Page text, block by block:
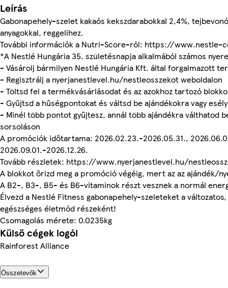
Leírás
Gabonapehely-szelet kakaós kekszdarabokkal 2,4%,
anyagokkal, reggelihez.
További információk a Nutri-Score-ról: https://
*A Nestlé Hungária 35. születésnapja alkalmából számos
- Vásárolj bármilyen Nestlé Hungária Kft. által forgalmazott
- Regisztrálj a nyerjanestlevel.hu/nestleosszekot weboldalon
- Töltsd fel a termékvásárlásodat és az azokhoz tartozó
- Gyűjtsd a hűségpontokat és váltsd be ajándékokra vagy
- Minél több pontot gyűjtesz, annál több ajándékra válthatod
sorsoláson
A promóciók időtartama: 2026.02.23.-2026.05.31.,
2026.09.01.-2026.12.26.
Tovább részletek: https://www.nyerjanestlevel.hu/
A blokkot őrizd meg a promóció végéig, mert az az ajándék/
A B2-, B3-, B5- és B6-vitaminok részt vesznek a normál
Élvezd a Nestlé Fitness gabonapehely-szeleteket a
egészséges életmód részeként!
Csomagolás mérete: 0.0235kg
Külső cégek logói
Rainforest Alliance
Összetevők